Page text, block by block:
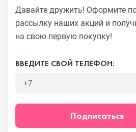
Давайте дружить! Оформите
рассылку наших акций и
на свою первую покупку!
ВВЕДИТЕ СВОЙ ТЕЛЕФОН:
Подписаться